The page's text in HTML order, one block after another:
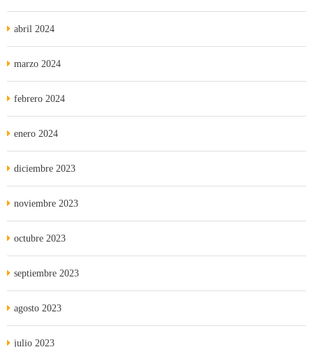
abril 2024
marzo 2024
febrero 2024
enero 2024
diciembre 2023
noviembre 2023
octubre 2023
septiembre 2023
agosto 2023
julio 2023